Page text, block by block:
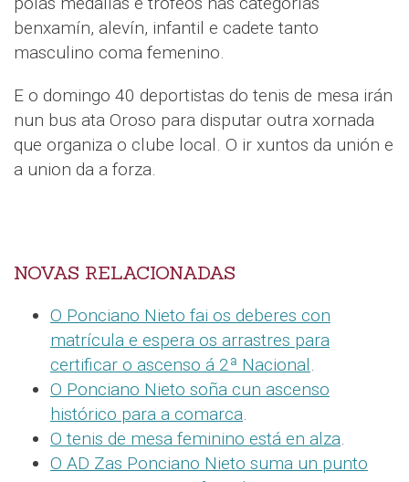
benxamín, alevín, infantil e cadete tanto
masculino coma femenino.
E o domingo 40 deportistas do tenis de mesa irán
nun bus ata Oroso para disputar outra xornada
que organiza o clube local. O ir xuntos da unión e
a union da a forza.
NOVAS RELACIONADAS
O Ponciano Nieto fai os deberes con
matrícula e espera os arrastres para
certificar o ascenso á 2ª Nacional.
O Ponciano Nieto soña cun ascenso
histórico para a comarca.
O tenis de mesa feminino está en alza.
O AD Zas Ponciano Nieto suma un punto